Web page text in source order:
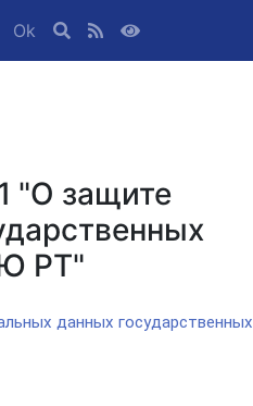
Ok
"О защите
РТ"
данных государственных